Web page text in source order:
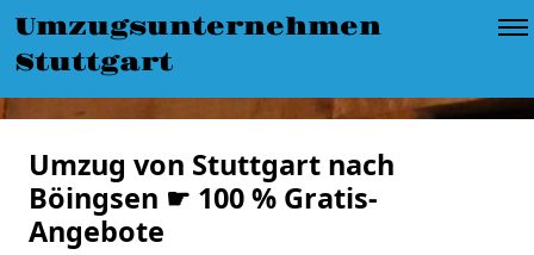
Umzugsunternehmen
Stuttgart
Umzug von Stuttgart nach
Böingsen ☛ 100 % Gratis-
Angebote